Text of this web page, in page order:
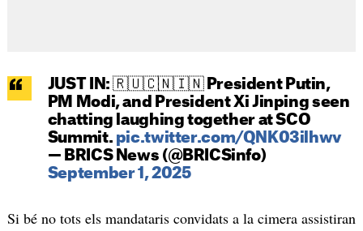
JUST IN: 🇷🇺🇨🇳🇮🇳 President Putin,
PM Modi, and President Xi Jinping seen
chatting laughing together at SCO
Summit. pic.twitter.com/QNK03ilhwv
— BRICS News (@BRICSinfo)
September 1, 2025
Si bé no tots els mandataris convidats a la cimera assistiran